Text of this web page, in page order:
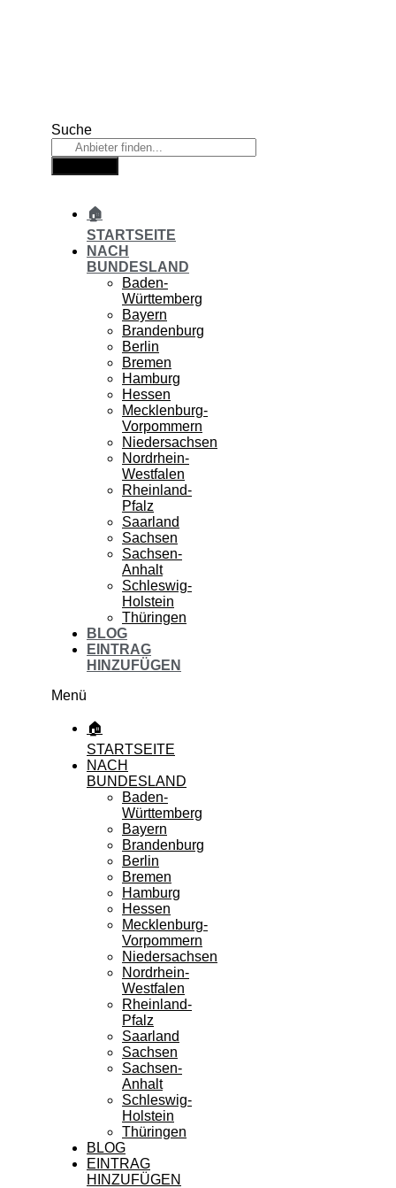
Suche
🏠
STARTSEITE
NACH
BUNDESLAND
Baden-
Württemberg
Bayern
Brandenburg
Berlin
Bremen
Hamburg
Hessen
Mecklenburg-
Vorpommern
Niedersachsen
Nordrhein-
Westfalen
Rheinland-
Pfalz
Saarland
Sachsen
Sachsen-
Anhalt
Schleswig-
Holstein
Thüringen
BLOG
EINTRAG
HINZUFÜGEN
Menü
🏠
STARTSEITE
NACH
BUNDESLAND
Baden-
Württemberg
Bayern
Brandenburg
Berlin
Bremen
Hamburg
Hessen
Mecklenburg-
Vorpommern
Niedersachsen
Nordrhein-
Westfalen
Rheinland-
Pfalz
Saarland
Sachsen
Sachsen-
Anhalt
Schleswig-
Holstein
Thüringen
BLOG
EINTRAG
HINZUFÜGEN